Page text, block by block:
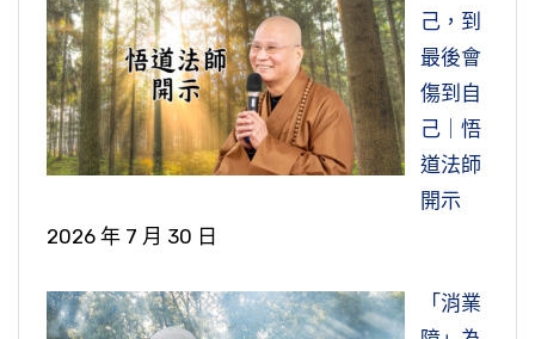
己，到
最後會
傷到自
己｜悟
道法師
開示
2026 年 7 月 30 日
「消業